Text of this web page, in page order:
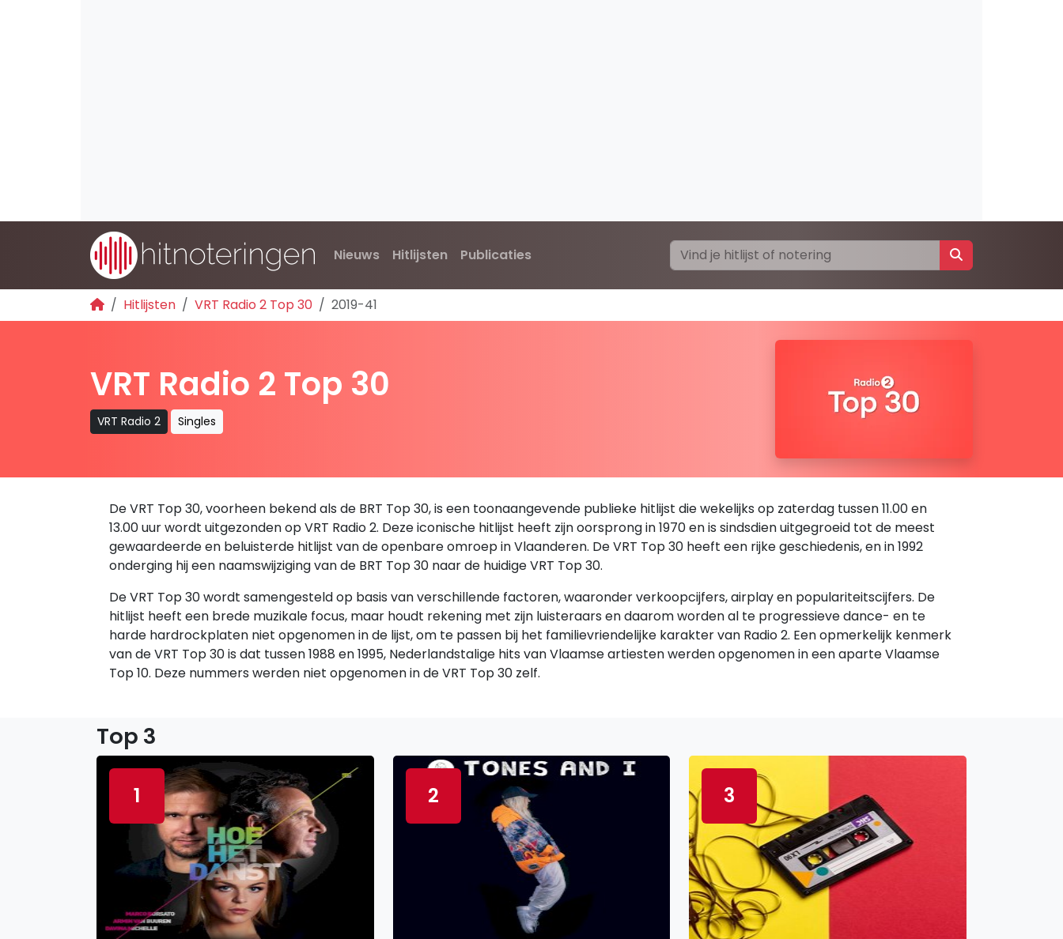
Nieuws Hitlijsten Publicaties
Hitlijsten VRT Radio 2 Top 30 2019-41
VRT Radio 2 Top 30
VRT Radio 2 Singles
De VRT Top 30, voorheen bekend als de BRT Top 30, is een toonaangevende publieke hitlijst die wekelijks op zaterdag tussen 11.00 en
13.00 uur wordt uitgezonden op VRT Radio 2. Deze iconische hitlijst heeft zijn oorsprong in 1970 en is sindsdien uitgegroeid tot de meest
gewaardeerde en beluisterde hitlijst van de openbare omroep in Vlaanderen. De VRT Top 30 heeft een rijke geschiedenis, en in 1992
onderging hij een naamswijziging van de BRT Top 30 naar de huidige VRT Top 30.
De VRT Top 30 wordt samengesteld op basis van verschillende factoren, waaronder verkoopcijfers, airplay en populariteitscijfers. De
hitlijst heeft een brede muzikale focus, maar houdt rekening met zijn luisteraars en daarom worden al te progressieve dance- en te
harde hardrockplaten niet opgenomen in de lijst, om te passen bij het familievriendelijke karakter van Radio 2. Een opmerkelijk kenmerk
van de VRT Top 30 is dat tussen 1988 en 1995, Nederlandstalige hits van Vlaamse artiesten werden opgenomen in een aparte Vlaamse
Top 10. Deze nummers werden niet opgenomen in de VRT Top 30 zelf.
Top 3
1 2 3